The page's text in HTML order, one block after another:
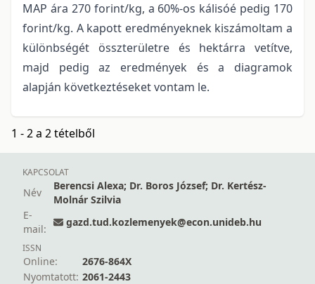
MAP ára 270 forint/kg, a 60%-os kálisóé pedig 170
forint/kg. A kapott eredményeknek kiszámoltam a
különbségét összterületre és hektárra vetítve,
majd pedig az eredmények és a diagramok
alapján következtéseket vontam le.
1 - 2 a 2 tételből
KAPCSOLAT
Név
Berencsi Alexa; Dr. Boros József; Dr. Kertész-
Molnár Szilvia
E-
mail:
gazd.tud.kozlemenyek@econ.unideb.hu
ISSN
Online:
2676-864X
Nyomtatott: 2061-2443